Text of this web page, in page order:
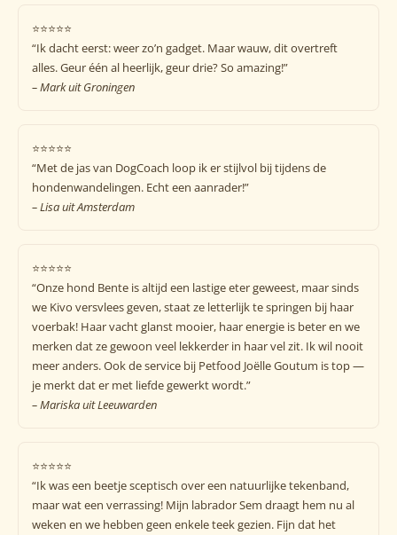
⭐️⭐️⭐️⭐️⭐️
“Ik dacht eerst: weer zo’n gadget. Maar wauw, dit overtreft
alles. Geur één al heerlijk, geur drie? So amazing!”
– Mark uit Groningen
⭐️⭐️⭐️⭐️⭐️
“Met de jas van DogCoach loop ik er stijlvol bij tijdens de
hondenwandelingen. Echt een aanrader!”
– Lisa uit Amsterdam
⭐️⭐️⭐️⭐️⭐️
“Onze hond Bente is altijd een lastige eter geweest, maar sinds
we Kivo versvlees geven, staat ze letterlijk te springen bij haar
voerbak! Haar vacht glanst mooier, haar energie is beter en we
merken dat ze gewoon veel lekkerder in haar vel zit. Ik wil nooit
meer anders. Ook de service bij Petfood Joëlle Goutum is top —
je merkt dat er met liefde gewerkt wordt.”
– Mariska uit Leeuwarden
⭐️⭐️⭐️⭐️⭐️
“Ik was een beetje sceptisch over een natuurlijke tekenband,
maar wat een verrassing! Mijn labrador Sem draagt hem nu al
weken en we hebben geen enkele teek gezien. Fijn dat het